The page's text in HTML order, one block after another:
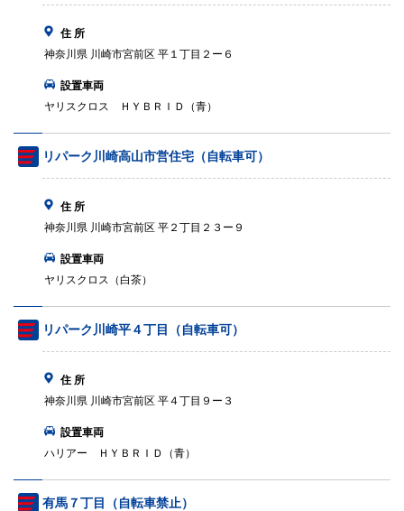
住 所
神奈川県 川崎市宮前区 平１丁目２ー６
設置車両
ヤリスクロス ＨＹＢＲＩＤ（青）
リパーク川崎高山市営住宅（自転車可）
住 所
神奈川県 川崎市宮前区 平２丁目２３ー９
設置車両
ヤリスクロス（白茶）
リパーク川崎平４丁目（自転車可）
住 所
神奈川県 川崎市宮前区 平４丁目９ー３
設置車両
ハリアー ＨＹＢＲＩＤ（青）
有馬７丁目（自転車禁止）